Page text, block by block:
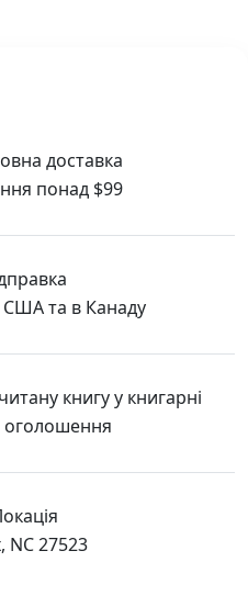
доставка
понад $99
США та в Канаду
книгу у книгарні
оголошення
NC 27523